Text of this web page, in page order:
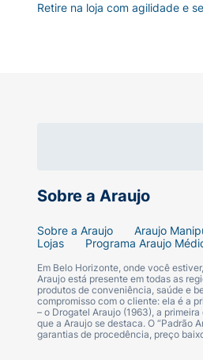
Sobre a Araujo
Sobre a Araujo Araujo
Lojas
Programa Araujo
Em Belo Horizonte, onde você
Araujo está presente em todas as
produtos de conveniência, saúde e
compromisso com o cliente: ela é a
– o Drogatel Araujo (1963), a
que a Araujo se destaca. O “Padrão
garantias de procedência, preço
Retire na loja com agilidade e